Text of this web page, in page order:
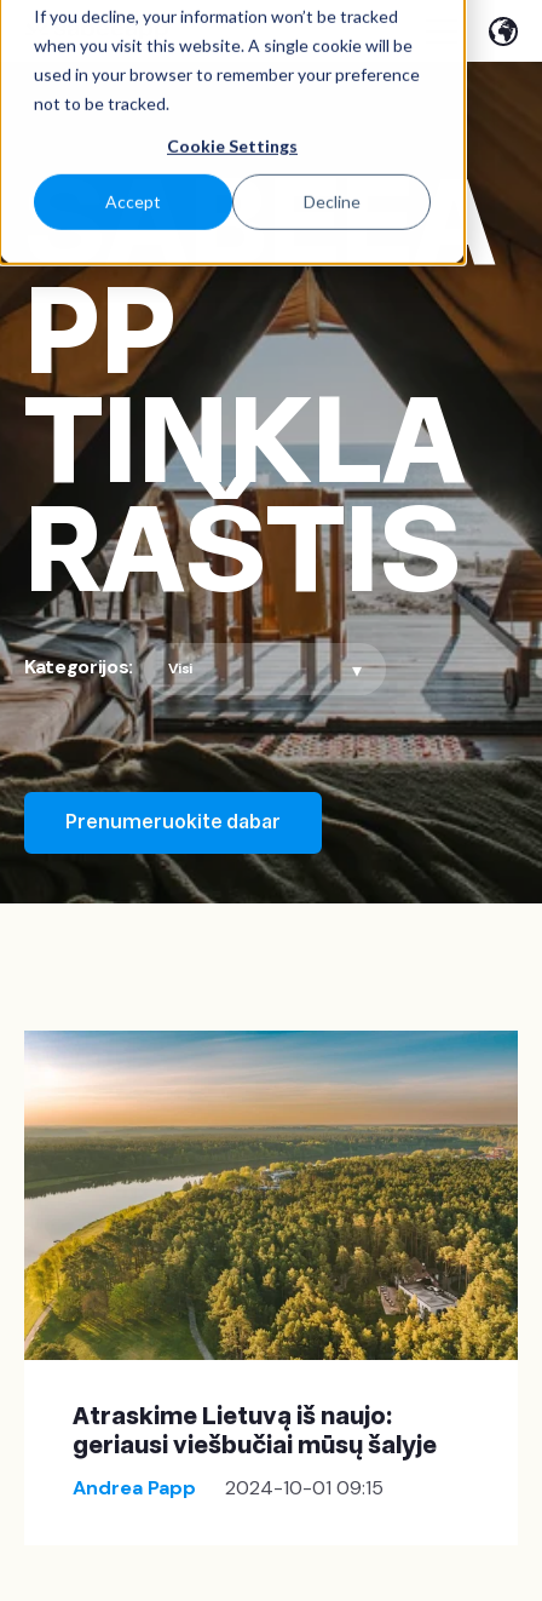
If you decline, your information won’t be tracked
when you visit this website. A single cookie will be
used in your browser to remember your preference
not to be tracked.
Cookie Settings
Accept Decline
SABEEA
PP
TINKLA
RAŠTIS
Kategorijos:
Prenumeruokite dabar
Atraskime Lietuvą iš naujo:
geriausi viešbučiai mūsų šalyje
Andrea Papp 2024-10-01 09:15